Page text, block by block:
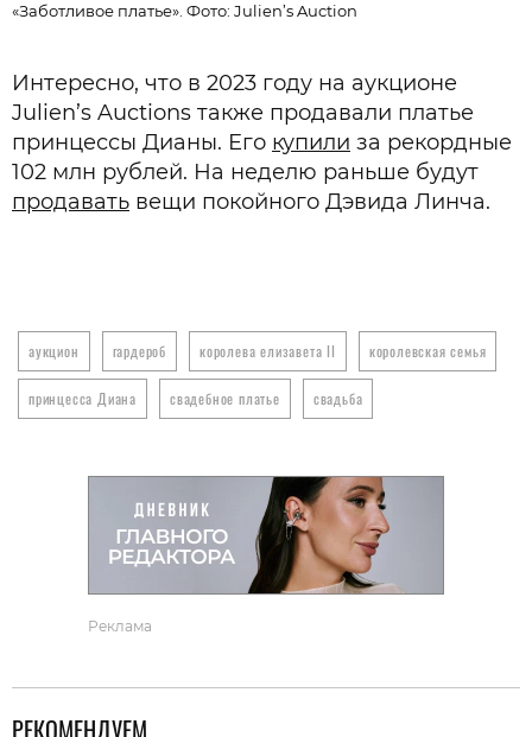
«Заботливое платье». Фото: Julien’s Auction
Интересно, что в 2023 году на аукционе
Julien’s Auctions также продавали платье
принцессы Дианы. Его купили за рекордные
102 млн рублей. На неделю раньше будут
продавать вещи покойного Дэвида Линча.
аукцион гардероб королева елизавета II королевская семья
принцесса Диана свадебное платье свадьба
Реклама